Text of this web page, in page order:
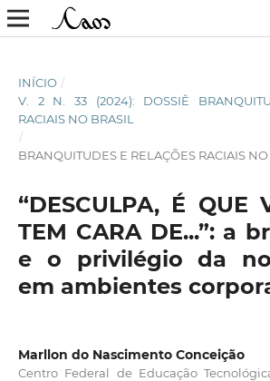
INÍCIO /
V. 2 N. 33 (2024): DOSSIÊ
RACIAIS NO BRASIL
/
BRANQUITUDES E RELAÇÕES RACIAIS NO
“DESCULPA, É QUE
TEM CARA DE...”: a
e o privilégio da
em ambientes
Marllon do Nascimento Conceição
Centro Federal de Educação